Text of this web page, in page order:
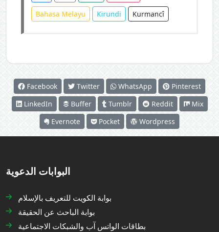
Bahasa Melayu Kirundi Kurmancî
Facebook Twitter WhatsApp
Pinterest
LinkedIn
Buffer Tumblr Reddit
Mix
Evernote
Pocket Wordpress
البوابات الدعوية
بوابة الكويت للتعريف بالإسلام
بوابة الباحث عن الحقيقة
بطاقات الواتس آب والشبكات الاجتماعية